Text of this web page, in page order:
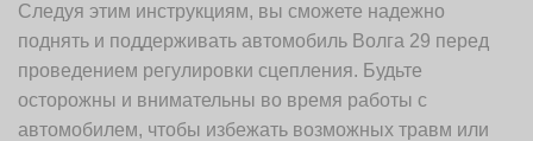
Следуя этим инструкциям, вы сможете надежно
поднять и поддерживать автомобиль Волга 29 перед
проведением регулировки сцепления. Будьте
осторожны и внимательны во время работы с
автомобилем, чтобы избежать возможных травм или